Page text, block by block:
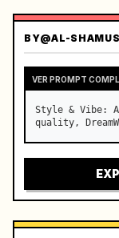
BY@AL-SHAMUS
VER PROMPT
Style & Vibe:
quality,